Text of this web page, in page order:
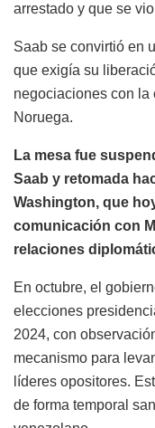
arrestado y que se
Saab se convirtió en
que exigía su
negociaciones con
Noruega.
La mesa fue
Saab y retomada
Washington, que
comunicación con
relaciones
En octubre, el
elecciones
2024, con
mecanismo para
líderes opositores.
de forma temporal